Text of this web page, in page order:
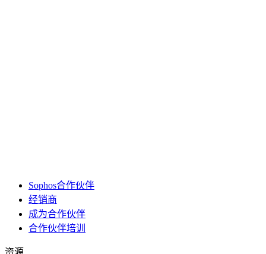
Sophos合作伙伴
经销商
成为合作伙伴
合作伙伴培训
资源